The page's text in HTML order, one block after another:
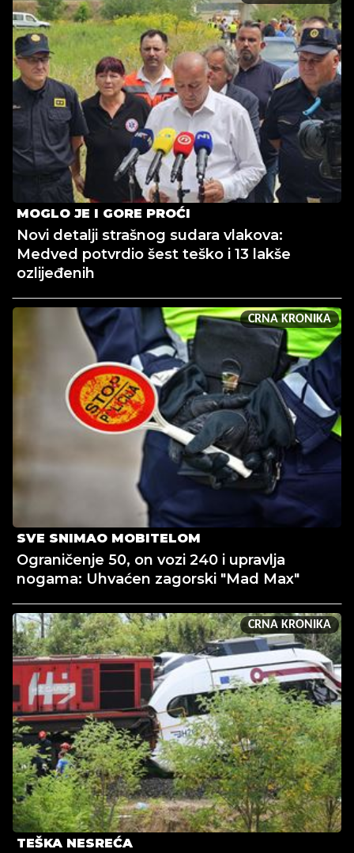
MOGLO JE I GORE PROĆI
Novi detalji strašnog sudara vlakova:
Medved potvrdio šest teško i 13 lakše
ozlijeđenih
CRNA KRONIKA
SVE SNIMAO MOBITELOM
Ograničenje 50, on vozi 240 i upravlja
nogama: Uhvaćen zagorski "Mad Max"
CRNA KRONIKA
TEŠKA NESREĆA